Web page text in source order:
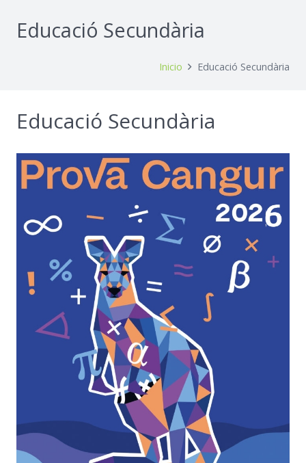
Educació Secundària
Inicio Educació Secundària
Educació Secundària